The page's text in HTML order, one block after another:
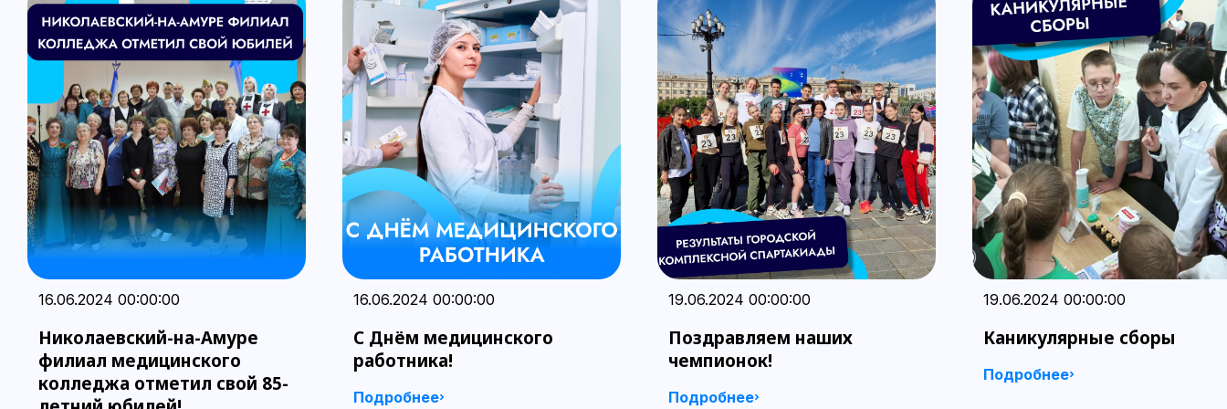
16.06.2024 00:00:00
Николаевский-на-Амуре
филиал медицинского
колледжа отметил свой 85-
16.06.2024 00:00:00
С Днём медицинского
работника!
Подробнее
19.06.2024 00:00:00
Поздравляем наших
чемпионок!
Подробнее
19.06.2024 00:00:00
Каникулярные сборы
Подробнее